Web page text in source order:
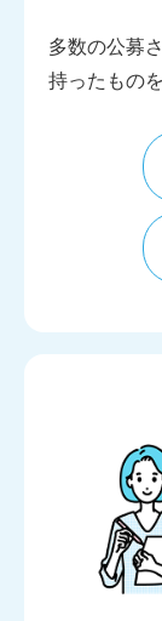
多数の公募
持ったもの